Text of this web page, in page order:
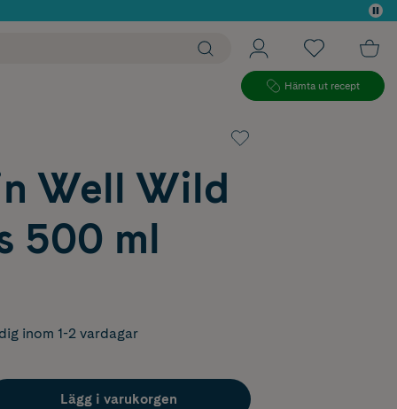
Hämta ut recept
Well Wild
500 ml
inom 1-2 vardagar
Lägg i varukorgen